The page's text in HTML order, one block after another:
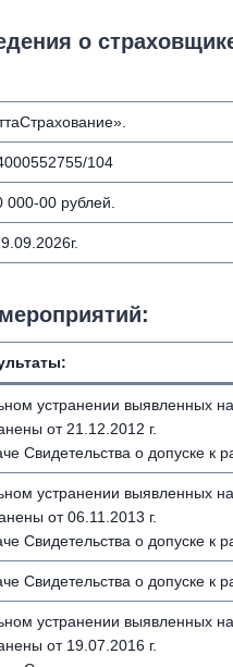
о
104
000-00 рублей.
устранении выявленных
от 21.12.2012 г.
Свидетельства о допуске к
устранении выявленных
от 06.11.2013 г.
Свидетельства о допуске к
Свидетельства о допуске к
устранении выявленных
от 19.07.2016 г.